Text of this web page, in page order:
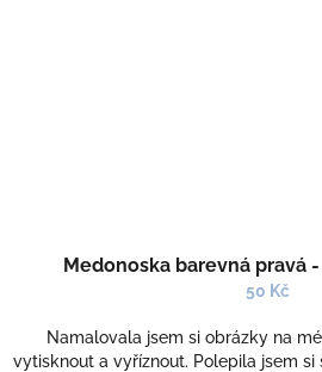
Medonoska barevná pravá
50 Kč
Namalovala jsem si obrázky na
vytisknout a vyříznout. Polepila jsem